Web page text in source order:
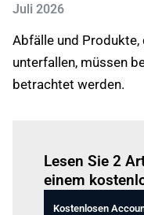
Juli 2026
Abfälle und
unterfallen, müssen
betrachtet werden.
Lesen Sie 2
einem
Kostenlosen